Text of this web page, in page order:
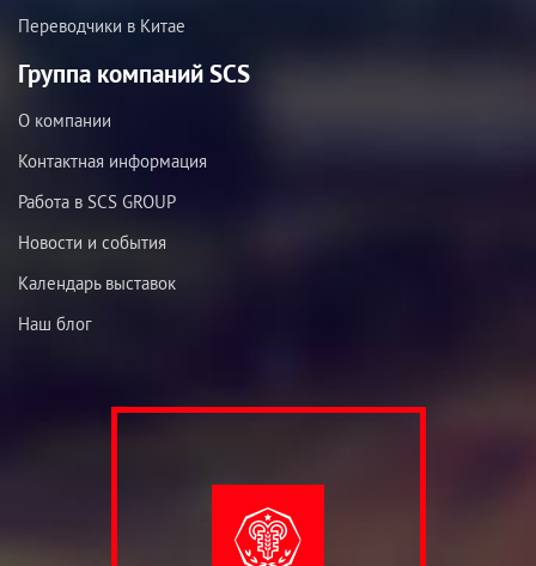
Переводчики в Китае
Группа компаний SCS
О компании
Контактная информация
Работа в SCS GROUP
Новости и события
Календарь выставок
Наш блог